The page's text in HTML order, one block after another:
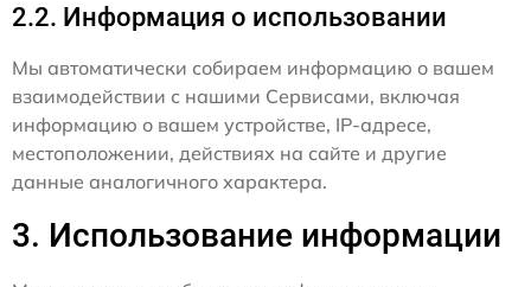
2.2. Информация о использовании
Мы автоматически собираем информацию о вашем
взаимодействии с нашими Сервисами, включая
информацию о вашем устройстве, IP-адресе,
местоположении, действиях на сайте и другие
данные аналогичного характера.
3. Использование информации